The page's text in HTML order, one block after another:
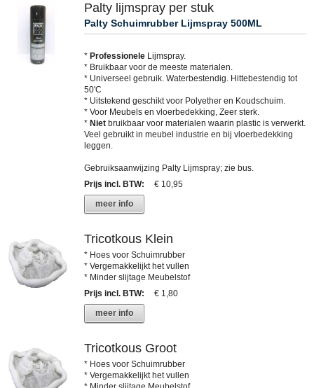
Palty lijmspray per stuk
Palty Schuimrubber Lijmspray 500ML
* Professionele Lijmspray.
* Bruikbaar voor de meeste materialen.
* Universeel gebruik. Waterbestendig. Hittebestendig tot
50'C
* Uitstekend geschikt voor Polyether en Koudschuim.
* Voor Meubels en vloerbedekking, Zeer sterk.
* Niet bruikbaar voor materialen waarin plastic is verwerkt.
Veel gebruikt in meubel industrie en bij vloerbedekking
leggen.
Gebruiksaanwijzing Palty Lijmspray; zie bus.
Prijs incl. BTW:
€ 10,95
meer info
Tricotkous Klein
* Hoes voor Schuimrubber
* Vergemakkelijkt het vullen
* Minder slijtage Meubelstof
Prijs incl. BTW:
€ 1,80
meer info
Tricotkous Groot
* Hoes voor Schuimrubber
* Vergemakkelijkt het vullen